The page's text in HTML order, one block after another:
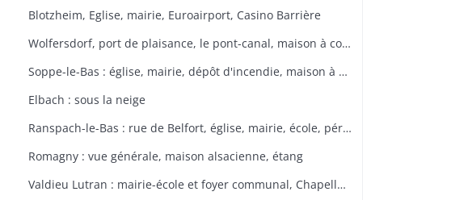
Blotzheim, Eglise, mairie, Euroairport, Casino Barrière
Wolfersdorf, port de plaisance, le pont-canal, maison à colombages
Soppe-le-Bas : église, mairie, dépôt d'incendie, maison à colombages
Elbach : sous la neige
Ranspach-le-Bas : rue de Belfort, église, mairie, école, périscolaire, platanes plantés sous Napoléon
Romagny : vue générale, maison alsacienne, étang
Valdieu Lutran : mairie-école et foyer communal, Chapelle Notre Dame de la Pitié, calvaire, échelle d'écluses sens Valdieu-Retzwiller